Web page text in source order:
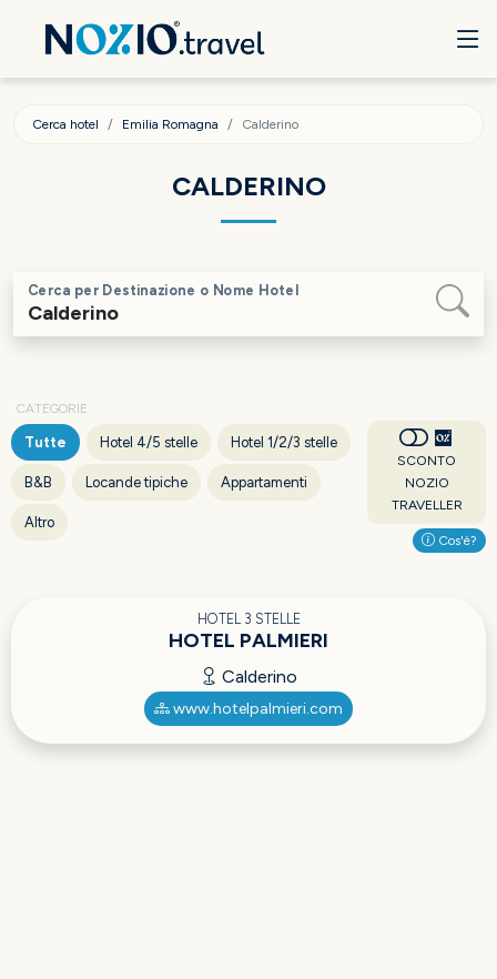
Cerca hotel Emilia Romagna Calderino
CALDERINO
Cerca per Destinazione o Nome Hotel
CATEGORIE
Tutte Hotel 4/5 stelle Hotel 1/2/3 stelle
B&B Locande tipiche Appartamenti
Altro
SCONTO
NOZIO
TRAVELLER
Cos'è?
HOTEL 3 STELLE
HOTEL PALMIERI
Calderino
www.hotelpalmieri.com